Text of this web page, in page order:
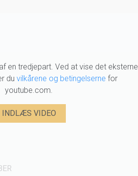
en tredjepart. Ved at vise det eksterne
du vilkårene og betingelserne for
youtube.com.
INDLÆS VIDEO